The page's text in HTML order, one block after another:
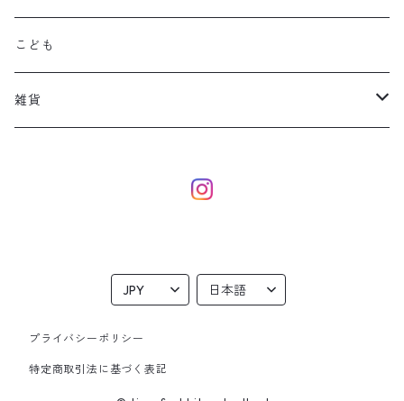
こども
雑貨
プライバシーポリシー
特定商取引法に基づく表記